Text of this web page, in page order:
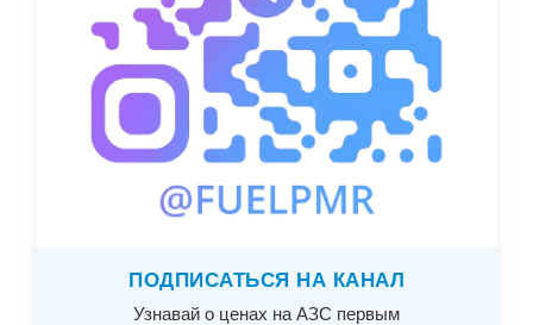
ПОДПИСАТЬСЯ НА КАНАЛ
Узнавай о ценах на АЗС первым